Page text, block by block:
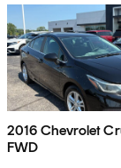
2016 Chevrolet
FWD